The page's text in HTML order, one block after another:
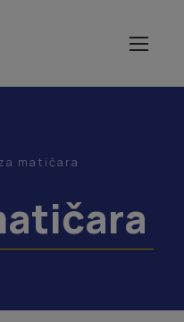
matičara